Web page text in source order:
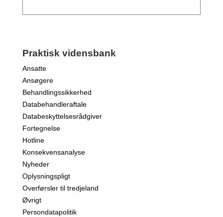
Praktisk vidensbank
Ansatte
Ansøgere
Behandlingssikkerhed
Databehandleraftale
Databeskyttelsesrådgiver
Fortegnelse
Hotline
Konsekvensanalyse
Nyheder
Oplysningspligt
Overførsler til tredjeland
Øvrigt
Persondatapolitik